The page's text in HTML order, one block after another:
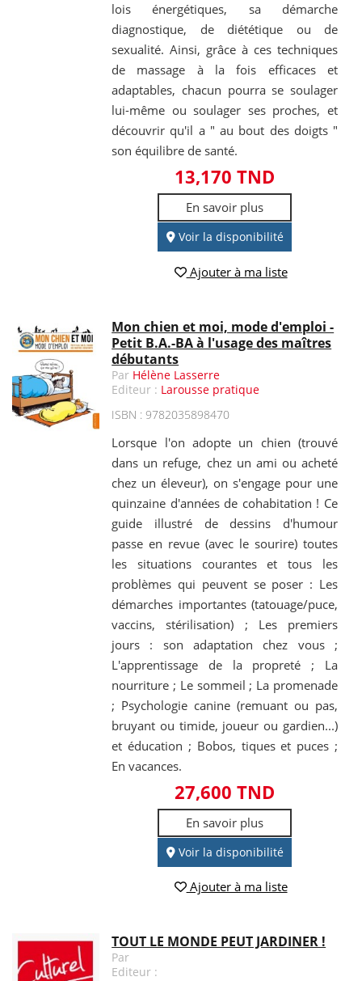
lois énergétiques, sa démarche
diagnostique, de diététique ou de
sexualité. Ainsi, grâce à ces techniques
de massage à la fois efficaces et
adaptables, chacun pourra se soulager
lui-même ou soulager ses proches, et
découvrir qu'il a " au bout des doigts "
son équilibre de santé.
13,170 TND
En savoir plus
Voir la disponibilité
Ajouter à ma liste
Mon chien et moi, mode d'emploi -
Petit B.A.-BA à l'usage des maîtres
débutants
Par Hélène Lasserre
Editeur : Larousse pratique
ISBN : 9782035898470
Lorsque l'on adopte un chien (trouvé
dans un refuge, chez un ami ou acheté
chez un éleveur), on s'engage pour une
quinzaine d'années de cohabitation ! Ce
guide illustré de dessins d'humour
passe en revue (avec le sourire) toutes
les situations courantes et tous les
problèmes qui peuvent se poser : Les
démarches importantes (tatouage/puce,
vaccins, stérilisation) ; Les premiers
jours : son adaptation chez vous ;
L'apprentissage de la propreté ; La
nourriture ; Le sommeil ; La promenade
; Psychologie canine (remuant ou pas,
bruyant ou timide, joueur ou gardien...)
et éducation ; Bobos, tiques et puces ;
En vacances.
27,600 TND
En savoir plus
Voir la disponibilité
Ajouter à ma liste
TOUT LE MONDE PEUT JARDINER !
Par
Editeur :